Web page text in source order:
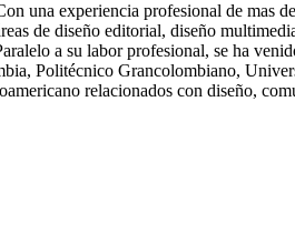
una experiencia profesional de mas
de diseño editorial, diseño
a su labor profesional, se ha
Politécnico Grancolombiano,
relacionados con diseño,